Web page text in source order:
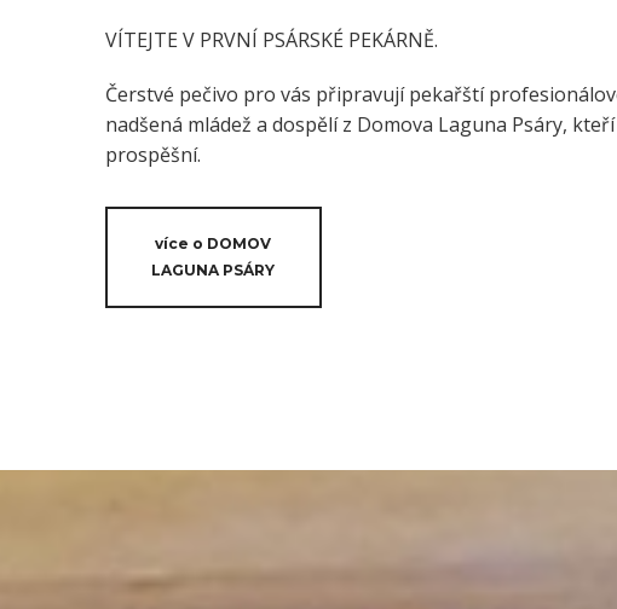
VÍTEJTE V PRVNÍ PSÁRSKÉ PEKÁRNĚ.
Čerstvé pečivo pro vás připravují pekařští
nadšená mládež a dospělí z Domova Laguna Psáry,
prospěšní.
více o DOMOV
LAGUNA PSÁRY